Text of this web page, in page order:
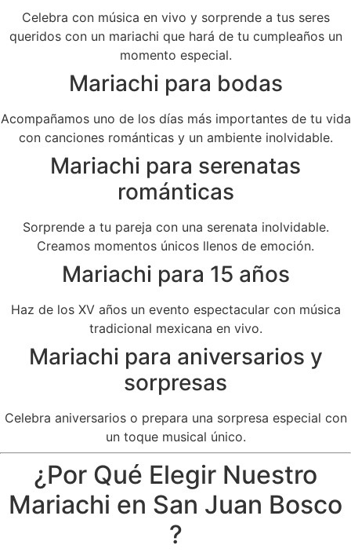
Celebra con música en vivo y sorprende a tus seres
queridos con un mariachi que hará de tu cumpleaños un
momento especial.
Mariachi para bodas
Acompañamos uno de los días más importantes de tu vida
con canciones románticas y un ambiente inolvidable.
Mariachi para serenatas
románticas
Sorprende a tu pareja con una serenata inolvidable.
Creamos momentos únicos llenos de emoción.
Mariachi para 15 años
Haz de los XV años un evento espectacular con música
tradicional mexicana en vivo.
Mariachi para aniversarios y
sorpresas
Celebra aniversarios o prepara una sorpresa especial con
un toque musical único.
¿Por Qué Elegir Nuestro
Mariachi en San Juan Bosco
?